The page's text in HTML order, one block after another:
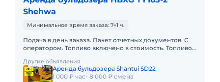
Shehwa
Минимальное время заказа: 7+1 ч.
Подача в день заказа. Пакет отчетных документов. С
оператором. Топливо включено в стоимость. Топливо
Краткосрочная а
Другие объявления
Аренда бульдозера Shantui SD22
1 000 ₽ час 8 000 ₽ смена